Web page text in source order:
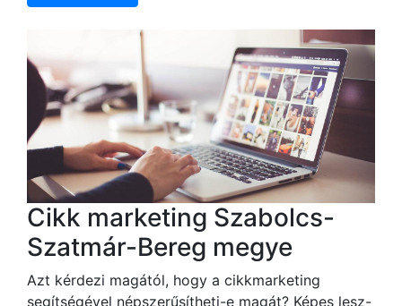
Cikk marketing Szabolcs-
Szatmár-Bereg megye
Azt kérdezi magától, hogy a cikkmarketing
segítségével népszerűsítheti-e magát? Képes lesz-